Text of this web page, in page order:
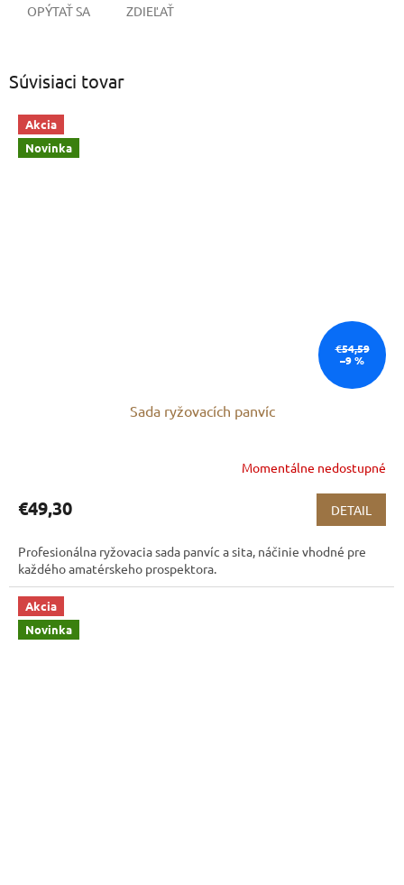
OPÝTAŤ SA ZDIEĽAŤ
Súvisiaci tovar
Akcia
Novinka
€54,59
–9 %
Sada ryžovacích panvíc
Momentálne nedostupné
€49,30 DETAIL
Profesionálna ryžovacia sada panvíc a sita, náčinie vhodné pre
každého amatérskeho prospektora.
Akcia
Novinka